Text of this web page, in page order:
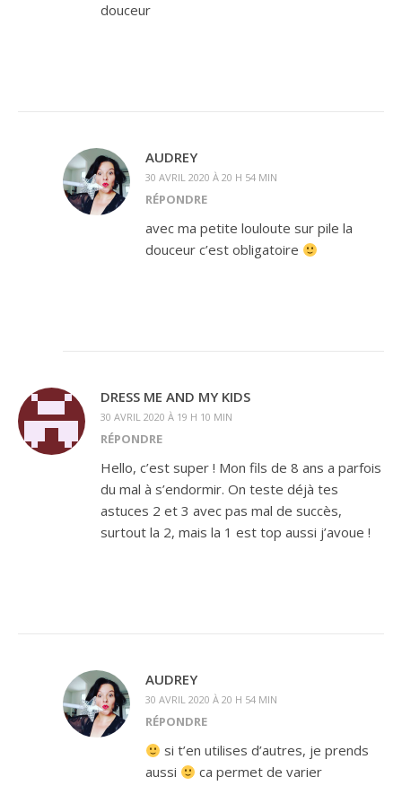
douceur
AUDREY
30 AVRIL 2020 À 20 H 54 MIN
RÉPONDRE
avec ma petite louloute sur pile la
douceur c’est obligatoire
DRESS ME AND MY KIDS
30 AVRIL 2020 À 19 H 10 MIN
RÉPONDRE
Hello, c’est super ! Mon fils de 8 ans a parfois
du mal à s’endormir. On teste déjà tes
astuces 2 et 3 avec pas mal de succès,
surtout la 2, mais la 1 est top aussi j’avoue !
AUDREY
30 AVRIL 2020 À 20 H 54 MIN
RÉPONDRE
si t’en utilises d’autres, je prends
aussi
ca permet de varier